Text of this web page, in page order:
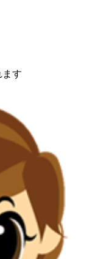
す